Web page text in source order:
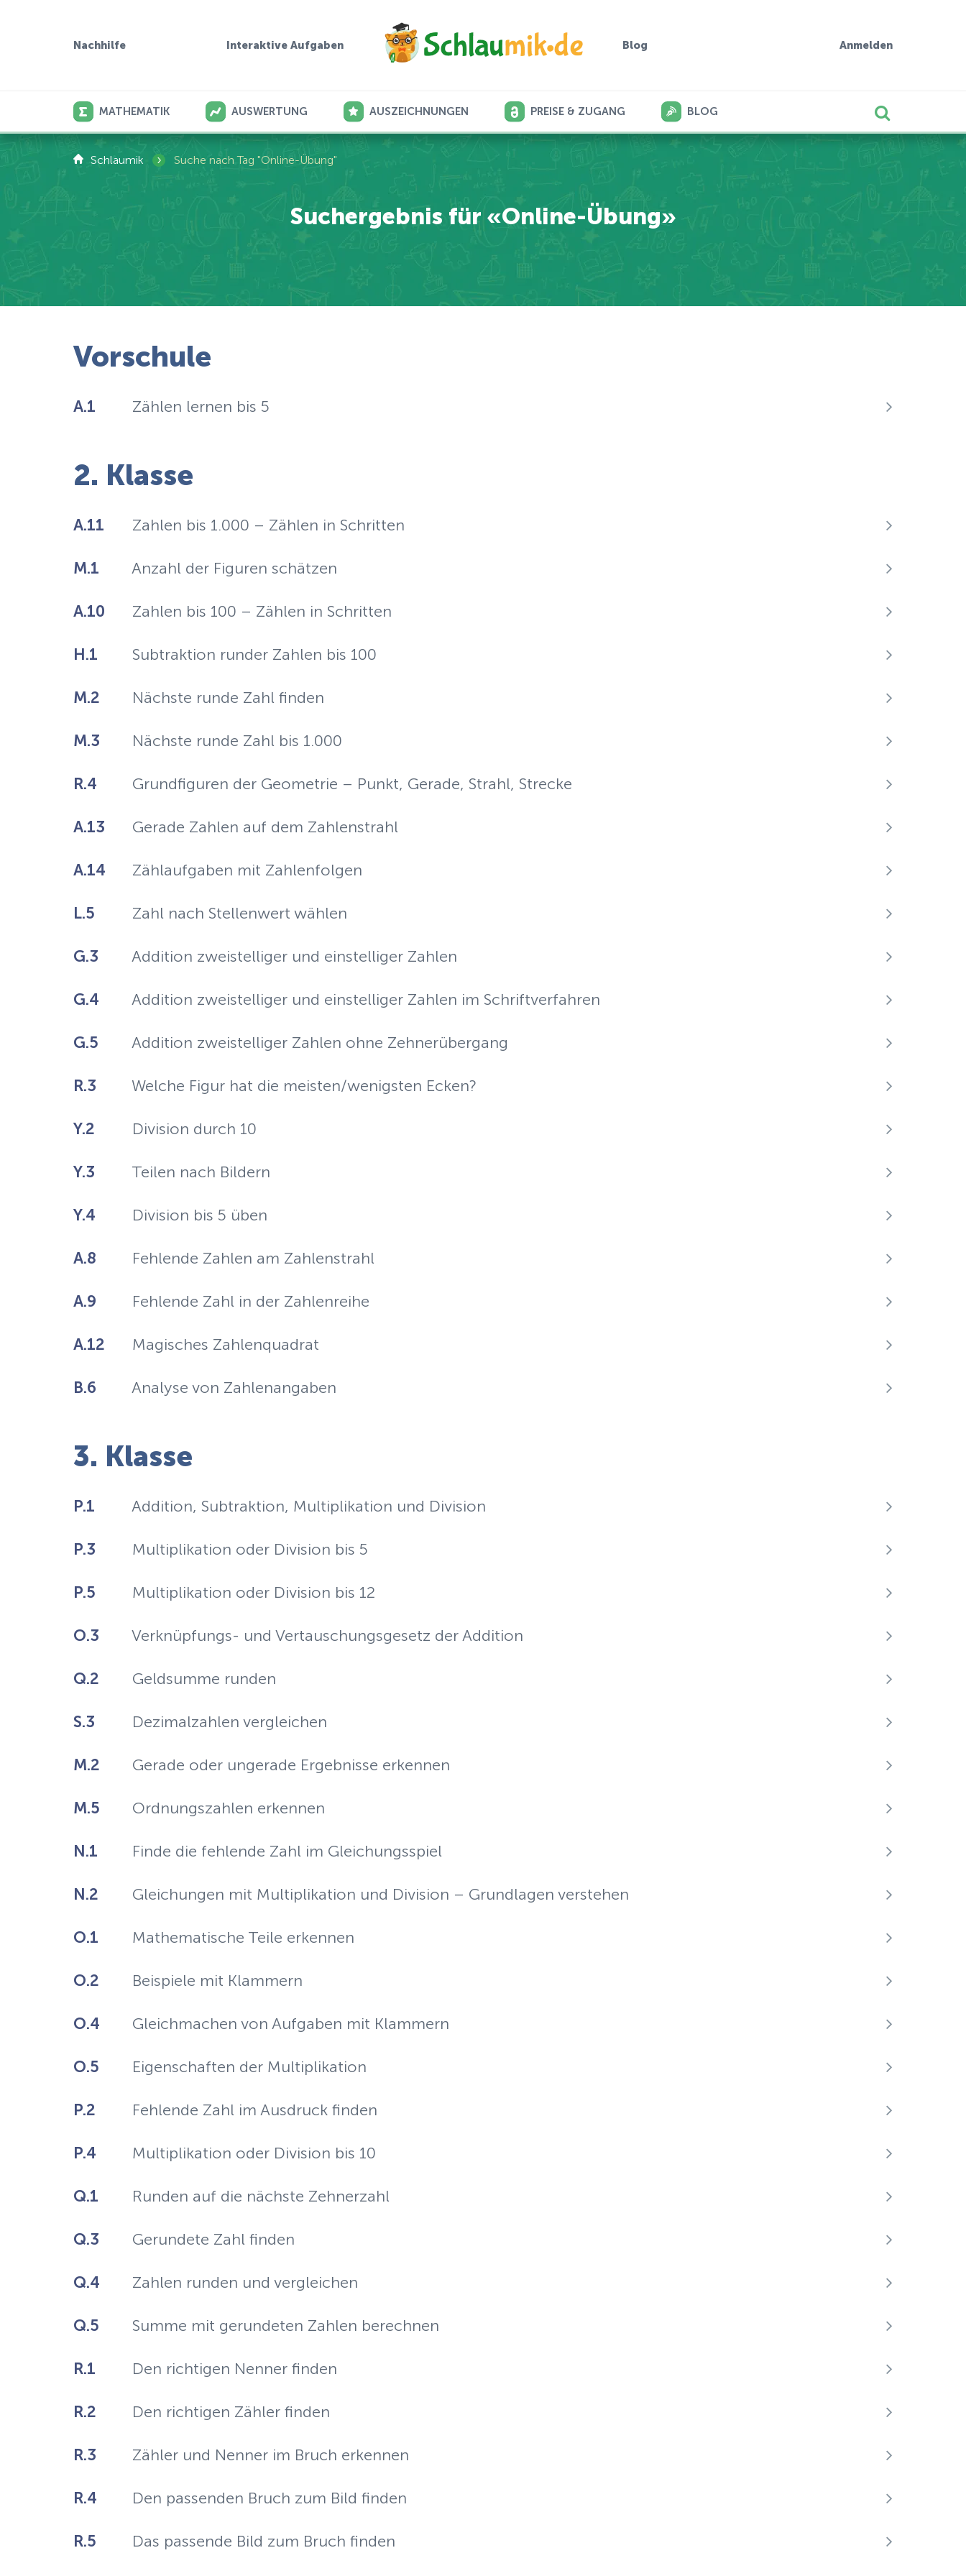
Nachhilfe Interaktive Aufgaben Blog Anmelden
MATHEMATIK AUSWERTUNG AUSZEICHNUNGEN PREISE & ZUGANG BLOG
Schlaumik › Suche nach Tag "Online-Übung"
Suchergebnis für «Online-Übung»
Vorschule
A.1 Zählen lernen bis 5
2. Klasse
A.11 Zahlen bis 1.000 – Zählen in Schritten
M.1 Anzahl der Figuren schätzen
A.10 Zahlen bis 100 – Zählen in Schritten
H.1 Subtraktion runder Zahlen bis 100
M.2 Nächste runde Zahl finden
M.3 Nächste runde Zahl bis 1.000
R.4 Grundfiguren der Geometrie – Punkt, Gerade, Strahl, Strecke
A.13 Gerade Zahlen auf dem Zahlenstrahl
A.14 Zählaufgaben mit Zahlenfolgen
L.5 Zahl nach Stellenwert wählen
G.3 Addition zweistelliger und einstelliger Zahlen
G.4 Addition zweistelliger und einstelliger Zahlen im Schriftverfahren
G.5 Addition zweistelliger Zahlen ohne Zehnerübergang
R.3 Welche Figur hat die meisten/wenigsten Ecken?
Y.2 Division durch 10
Y.3 Teilen nach Bildern
Y.4 Division bis 5 üben
A.8 Fehlende Zahlen am Zahlenstrahl
A.9 Fehlende Zahl in der Zahlenreihe
A.12 Magisches Zahlenquadrat
B.6 Analyse von Zahlenangaben
3. Klasse
P.1 Addition, Subtraktion, Multiplikation und Division
P.3 Multiplikation oder Division bis 5
P.5 Multiplikation oder Division bis 12
O.3 Verknüpfungs- und Vertauschungsgesetz der Addition
Q.2 Geldsumme runden
S.3 Dezimalzahlen vergleichen
M.2 Gerade oder ungerade Ergebnisse erkennen
M.5 Ordnungszahlen erkennen
N.1 Finde die fehlende Zahl im Gleichungsspiel
N.2 Gleichungen mit Multiplikation und Division – Grundlagen verstehen
O.1 Mathematische Teile erkennen
O.2 Beispiele mit Klammern
O.4 Gleichmachen von Aufgaben mit Klammern
O.5 Eigenschaften der Multiplikation
P.2 Fehlende Zahl im Ausdruck finden
P.4 Multiplikation oder Division bis 10
Q.1 Runden auf die nächste Zehnerzahl
Q.3 Gerundete Zahl finden
Q.4 Zahlen runden und vergleichen
Q.5 Summe mit gerundeten Zahlen berechnen
R.1 Den richtigen Nenner finden
R.2 Den richtigen Zähler finden
R.3 Zähler und Nenner im Bruch erkennen
R.4 Den passenden Bruch zum Bild finden
R.5 Das passende Bild zum Bruch finden